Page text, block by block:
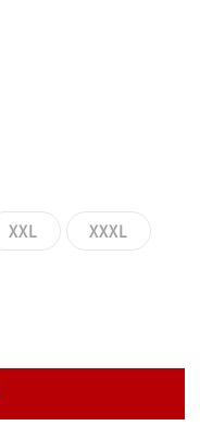
XXL XXXL